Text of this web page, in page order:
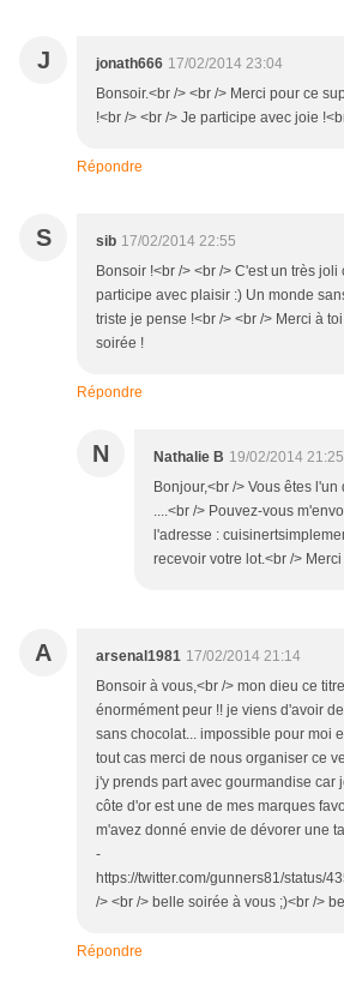
J jonath666 17/02/2014 23:04
Bonsoir.<br /> <br /> Merci pour ce
!<br /> <br /> Je participe avec joie
Répondre
S sib 17/02/2014 22:55
Bonsoir !<br /> <br /> C'est un très
participe avec plaisir :) Un monde
triste je pense !<br /> <br /> Merci à
soirée !
Répondre
N Nathalie B 19/02/2014 21:25
Bonjour,<br /> Vous êtes
....<br /> Pouvez-vous
l'adresse :
recevoir votre lot.<br />
A arsenal1981 17/02/2014 21:14
Bonsoir à vous,<br /> mon dieu ce
énormément peur !! je viens d'avoir
sans chocolat... impossible pour moi
tout cas merci de nous organiser ce
j'y prends part avec gourmandise car
côte d'or est une de mes marques
m'avez donné envie de dévorer une
-
https://twitter.com/gunners81/status/
/> <br /> belle soirée à vous ;)<br />
Répondre